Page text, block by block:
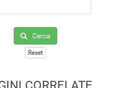
Cerca
Reset